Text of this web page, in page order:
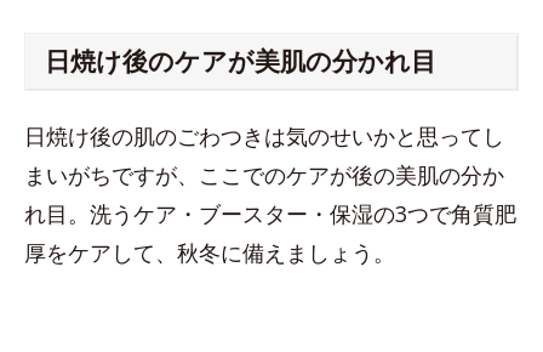
日焼け後のケアが美肌の分かれ目
日焼け後の肌のごわつきは気のせいかと思ってし
まいがちですが、ここでのケアが後の美肌の分か
れ目。洗うケア・ブースター・保湿の3つで角質肥
厚をケアして、秋冬に備えましょう。